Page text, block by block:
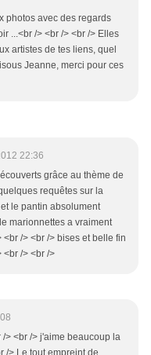
photos avec des regards
...<br /> <br /> <br /> Elles
artistes de tes liens, quel
Jeanne, merci pour ces
22:36
grâce au thème de
requêtes sur la
le pantin absolument
marionnettes a vraiment
/> <br /> bises et belle fin
<br /> <br />
> <br /> j'aime beaucoup la
/> Le tout empreint de